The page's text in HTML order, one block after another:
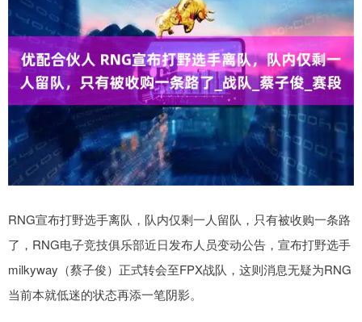
RNG宣布打野选手离队，队内仅剩一人留队，只有被收购一条路
了，RNG电子竞技俱乐部近日发布人员变动公告，宣布打野选手
milkyway（蔡子俊）正式转会至FPX战队，这则消息无疑为RNG
当前本就低迷的状态再添一笔阴影。